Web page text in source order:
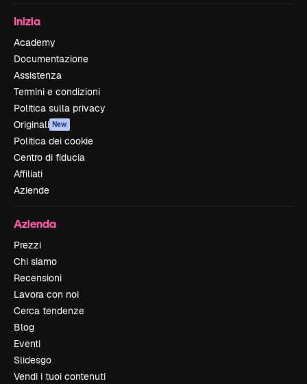
Inizia
Academy
Documentazione
Assistenza
Termini e condizioni
Politica sulla privacy
Originali New
Politica dei cookie
Centro di fiducia
Affiliati
Aziende
Azienda
Prezzi
Chi siamo
Recensioni
Lavora con noi
Cerca tendenze
Blog
Eventi
Slidesgo
Vendi i tuoi contenuti